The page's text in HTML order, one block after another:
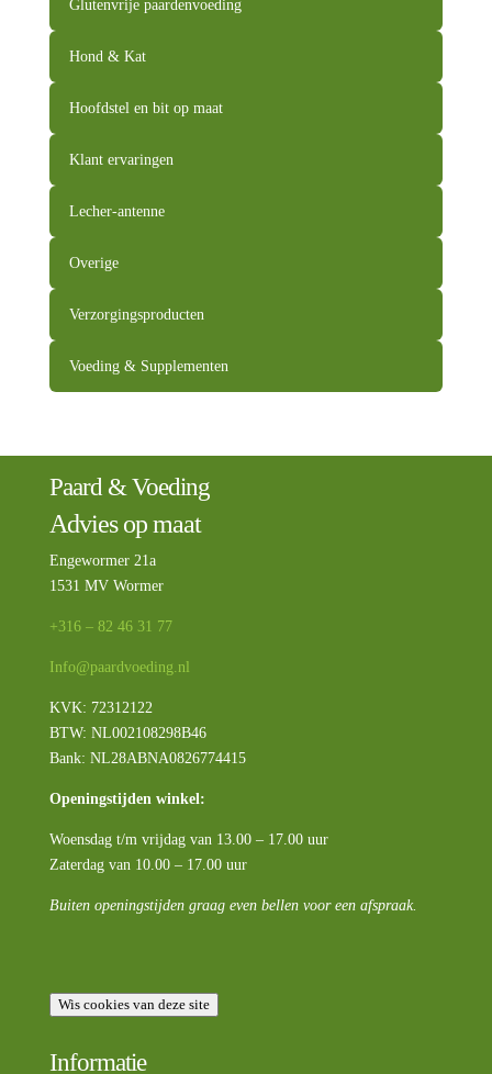
Glutenvrije paardenvoeding
Hond & Kat
Hoofdstel en bit op maat
Klant ervaringen
Lecher-antenne
Overige
Verzorgingsproducten
Voeding & Supplementen
Paard & Voeding
Advies op maat
Engewormer 21a
1531 MV Wormer
+316 – 82 46 31 77
Info@paardvoeding.nl
KVK: 72312122
BTW: NL002108298B46
Bank: NL28ABNA0826774415
Openingstijden winkel:
Woensdag t/m vrijdag van 13.00 – 17.00 uur
Zaterdag van 10.00 – 17.00 uur
Buiten openingstijden graag even bellen voor een afspraak.
Wis cookies van deze site
Informatie